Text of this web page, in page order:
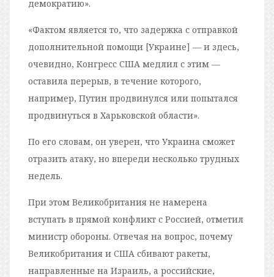
демократию».
«Фактом является то, что задержка с отправкой
дополнительной помощи [Украине] — и здесь,
очевидно, Конгресс США медлил с этим —
оставила перерыв, в течение которого,
например, Путин продвинулся или попытался
продвинуться в Харьковской области».
По его словам, он уверен, что Украина сможет
отразить атаку, но впереди несколько трудных
недель.
При этом Великобритания не намерена
вступать в прямой конфликт с Россией, отметил
министр обороны. Отвечая на вопрос, почему
Великобритания и США сбивают ракеты,
направленные на Израиль, а российские,